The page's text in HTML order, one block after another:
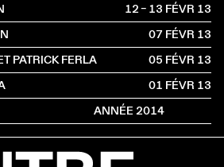
12 – 13 FÉVR2013
07 FÉVR2013
PATRICK FERLA
05 FÉVR2013
01 FÉVR2013
ANNÉE 2014